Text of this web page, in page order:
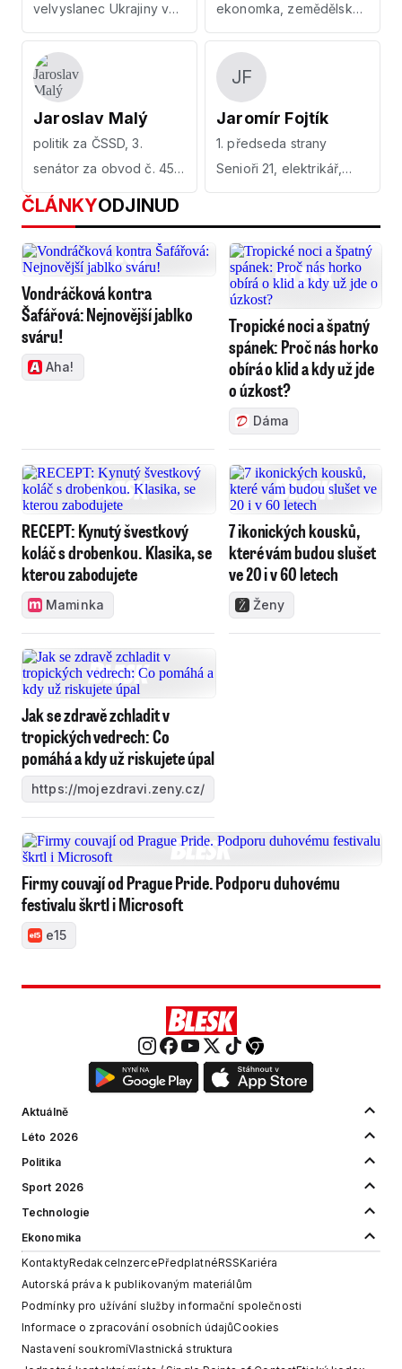
velvyslanec Ukrajiny v
České republice
ekonomka, zemědělská
expertka
Jaroslav Malý
politik za ČSSD, 3.
senátor za obvod č. 45 -
Hradec Králové
JF
Jaromír Fojtík
1. předseda strany
Senioři 21, elektrikář,
podnikatel
ČLÁNKYODJINUD
Vondráčková kontra
Šafářová: Nejnovější jablko
sváru!
Aha!
Tropické noci a špatný
spánek: Proč nás horko
obírá o klid a kdy už jde
o úzkost?
Dáma
RECEPT: Kynutý švestkový
koláč s drobenkou. Klasika, se
kterou zabodujete
Maminka
7 ikonických kousků,
které vám budou slušet
ve 20 i v 60 letech
Ženy
Jak se zdravě zchladit v
tropických vedrech: Co
pomáhá a kdy už riskujete úpal
https://mojezdravi.zeny.cz/
Firmy couvají od Prague Pride. Podporu duhovému
festivalu škrtl i Microsoft
e15
Aktuálně
Léto 2026
Politika
Sport 2026
Technologie
Ekonomika
KontaktyRedakceInzercePředplatnéRSSKariéra
Autorská práva k publikovaným materiálům
Podmínky pro užívání služby informační společnosti
Informace o zpracování osobních údajůCookies
Nastavení soukromíVlastnická struktura